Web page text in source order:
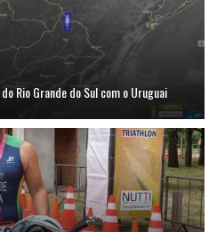
Rio Grande do Sul com o Uruguai